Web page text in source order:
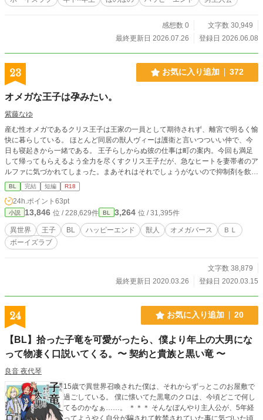
感想数 0
文字数 30,949
最終更新日 2026.07.26
登録日 2026.06.08
23 お気に入り追加 372
オメガな王子は孕みたい。
紫藤なゆ
産む性オメガであるクリス王子は王家の一員として期待されず、離宮で明るく愉
快に暮らしている。 ほとんど同居の獣人ヴィーは護衛と言いつついい仲で、今
日も寝起きから一緒である。 王子らしからぬ彼の仕事は町の案内。今回も満足
して帰ってもらえるよう全力を尽くすクリス王子だが、急なヒートを妻帯者のア
ルファに気づかれてしまった。まあそれはそれでしょうがないので抑制剤を飲
み、ヴィーには気づかれないよう仕事を続けるクリス王子である。
BL 完結 短編 R18
24h.ポイント 63pt
小説 13,846 位 / 228,629件 BL 3,264 位 / 31,395件
異世界 王子 BL ハッピーエンド 獣人 オメガバース
ＢＬ
ボーイズラブ
文字数 38,879
最終更新日 2020.03.26
登録日 2020.03.15
24 お気に入り追加 20
【BL】拾った子竜を可愛がったら、僕より年上の大男にな
って物凄く口説いてくる。〜 契約と貴族と黒い竜 〜
良音 夜代琴
15歳で異世界召喚された僕は、それからずっとこのお屋敷で
過ごしている。 僕に懐いてた黒竜のクロは、今頃どこで何し
てるのかなぁ……。 ＊＊＊ そんなぼんやり主人公が、5年経
ってようやく自分が騙されて軟禁されていた事に気づいた頃